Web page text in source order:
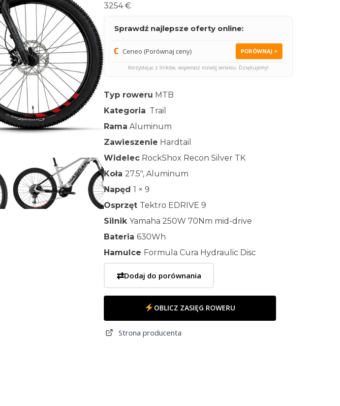
3254 €
Sprawdź najlepsze oferty online:
Ceneo (Porównaj ceny) PORÓWNAJ >
Korzystając z linków, wspierasz rozwój serwisu. Dziękujemy!
Typ roweru MTB
Kategoria Trail
Rama Aluminum
Zawieszenie Hardtail
WidelecRockShox Recon Silver TK
Koła 27.5″, Aluminum
Napęd 1 × 9
Osprzęt Tektro EDRIVE 9
Silnik Yamaha 250W 70Nm mid-drive
Bateria 630Wh
Hamulce Formula Cura Hydraulic Disc
⇄Dodaj do porównania
OBLICZ ZASIĘG ROWERU
Strona producenta